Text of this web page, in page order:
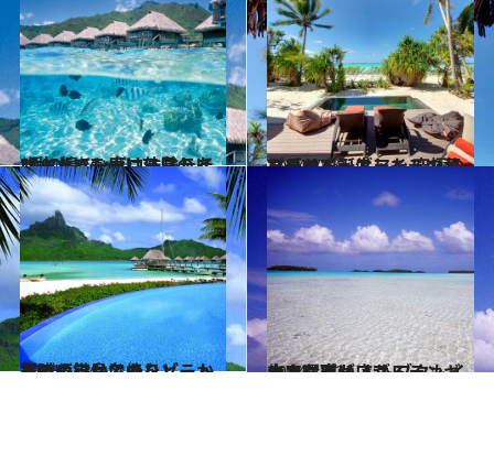
2014.5.14
“愛の島”モーレア島のリゾートで一度は体験したい水上バンガローステイ
旅＆お出かけ 2014.7.16
マーロン・ブランドの夢を乗せて誕生した 究極のプライベートアイランドリゾート
旅＆お出かけ
2014.5.24
ボラボラ島でのリゾート選びの鍵は名峰をどこから眺めるかにあり
旅＆お出かけ 2014.10.25
大きな空が広がるランギロア環礁は 人もブタもイルカもピースフル
旅＆お出かけ